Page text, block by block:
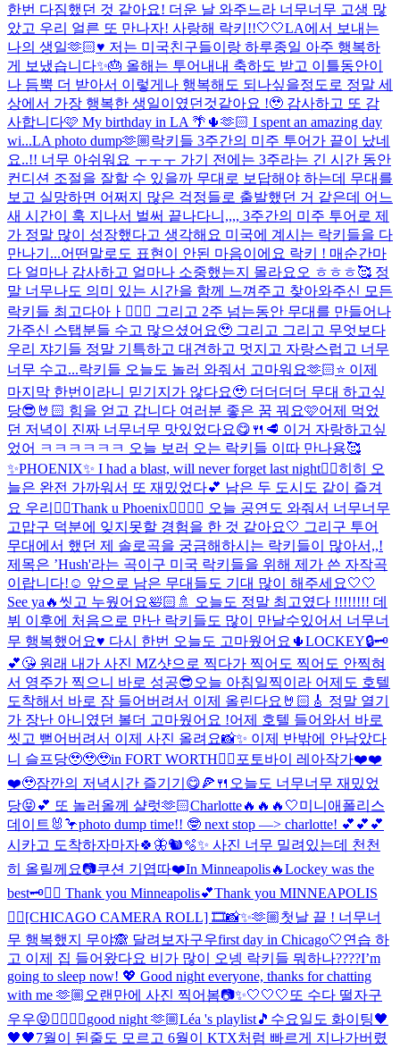
한번 다짐했던 것 같아요! 더운 날 와주느라 너무너무 고생 많
았고 우리 얼른 또 만나자! 사랑해 락키!!🤍🤍LA에서 보내는
나의 생일🫶🏻♥️ 저는 미국친구들이랑 하루종일 아주 행복하
게 보냈습니다✨🎂 올해는 투어내내 축하도 받고 이틀동안이
나 듬뿍 더 받아서 이렇게나 행복해도 되나싶을정도로 정말 세
상에서 가장 행복한 생일이였던것같아요 !🥹 감사하고 또 감
사합니다🩷 My birthday in LA 🌴🌵🫶🏻 I spent an amazing day
wi...LA photo dump🫶🏼락키들 3주간의 미주 투어가 끝이 났네
요..!! 너무 아쉬워요 ㅜㅜㅜ 가기 전에는 3주라는 긴 시간 동안
컨디션 조절을 잘할 수 있을까 무대로 보답해야 하는데 무대를
보고 실망하면 어쩌지 많은 걱정들로 출발했던 거 같은데 어느
새 시간이 훅 지나서 벌써 끝나다니,,,, 3주간의 미주 투어로 제
가 정말 많이 성장했다고 생각해요 미국에 계시는 락키들을 다
만나기...어떤말로도 표현이 안된 마음이에요 락키 ! 매순간마
다 얼마나 감사하고 얼마나 소중했는지 몰라요오 ㅎㅎㅎ🥰 정
말 너무나도 의미 있는 시간을 함께 느껴주고 찾아와주신 모든
락키들 최고다아ㅏ👍🏻✨ 그리고 2주 넘는동안 무대를 만들어나
가주신 스탭분들 수고 많으셨어요🥹 그리고 그리고 무엇보다
우리 쟈기들 정말 기특하고 대견하고 멋지고 자랑스럽고 너무
너무 수고...락키들 오늘도 놀러 와줘서 고마워요🫶🏻⭐️ 이제
마지막 한번이라니 믿기지가 않다요🥹 더더더더 무대 하고싶
당😎🤘🏻 힘을 얻고 갑니다 여러분 좋은 꿈 꿔요🩷어제 먹었
던 저녁이 진짜 너무너무 맛있었다요😋🍴🥩 이거 자랑하고싶
었어 ㅋㅋㅋㅋㅋㅋ 오늘 보러 오는 락키들 이따 만나용🥰
✨PHOENIX✨ I had a blast, will never forget last night❤️‍🔥히히 오
늘은 완전 가까워서 또 재밌었다💕 남은 두 도시도 같이 즐겨
요 우리❤️‍🔥Thank u Phoenix🐦‍🔥🐦‍🔥 오늘 공연도 와줘서 너무너무
고맙구 덕분에 잊지못할 경험을 한 것 같아요🤍 그리구 투어
무대에서 했던 제 솔로곡을 궁금해하시는 락키들이 많아서,,!
제목은 ’Hush'라는 곡이구 미국 락키들을 위해 제가 쓴 자작곡
이랍니다!☺️ 앞으로 남은 무대들도 기대 많이 해주세요🤍🤍
See ya🔥 씻고 누웠어요🛀🏻🚿 오늘도 정말 최고였다 !!!!!!!! 데
뷔 이후에 처음으로 만난 락키들도 많이 만날수있어서 너무너
무 행복했어요♥️ 다시 한번 오늘도 고마웠어요🌵LOCKEY🔒🗝️
💕😘 원래 내가 사진 MZ샷으로 찍다가 찍어도 찍어도 안찍혀
서 영주가 찍으니 바로 성공😎오늘 아침일찍이라 어제도 호텔
도착해서 바로 잠 들어버려서 이제 올린다요🤘🏻🎸 정말 열기
가 장난 아니였던 볼더 고마웠어요 !어제 호텔 들어와서 바로
씻고 뻗어버려서 이제 사진 올려요📸✨ 이제 반밖에 안남았다
니 슬프당🥹🥹🥹in FORT WORTH❤️‍🔥 포토바이 레아작가❤️❤️
❤️🥹잠깐의 저녁시간 즐기기😋🍕🍴 오늘도 너무너무 재밌었
당😝💕 또 놀러올께 샬럿🫶🏻Charlotte🔥🔥🔥 🤍미니애폴리스
데이트🐰🦩photo dump time!! 🤓 next stop —> charlotte! 💕💕💕
시카고 도착하자마자🍀🦋🐿️🫧✨ 사진 너무 밀려있는데 천천
히 올릴께요📷쿠션 기엽따❤️In Minneapolis🔥Lockey was the
best🗝️👍🏻 Thank you Minneapolis💕Thank you MINNEAPOLIS
❤️‍🔥[CHICAGO CAMERA ROLL] 🎞️📸✨🫶🏼첫날 끝 ! 너무너
무 행복했지 무야🙈 달려보자구우first day in Chicago🤍연습 하
고 이제 집 들어왔다요 비가 많이 오넹 락키들 뭐하나????I’m
going to sleep now! 💖 Good night everyone, thanks for chatting
with me 🫶🏼 오랜만에 사진 찍어봄📷✨🤍🤍🤍 또 수다 떨자구
우우😝✌🏻✌🏻good night 🫶🏼Léa 's playlist🎵 수요일도 화이팅🖤
🖤🖤7월이 된줄도 모르고 6월이 KTX처럼 빠르게 지나가버렸